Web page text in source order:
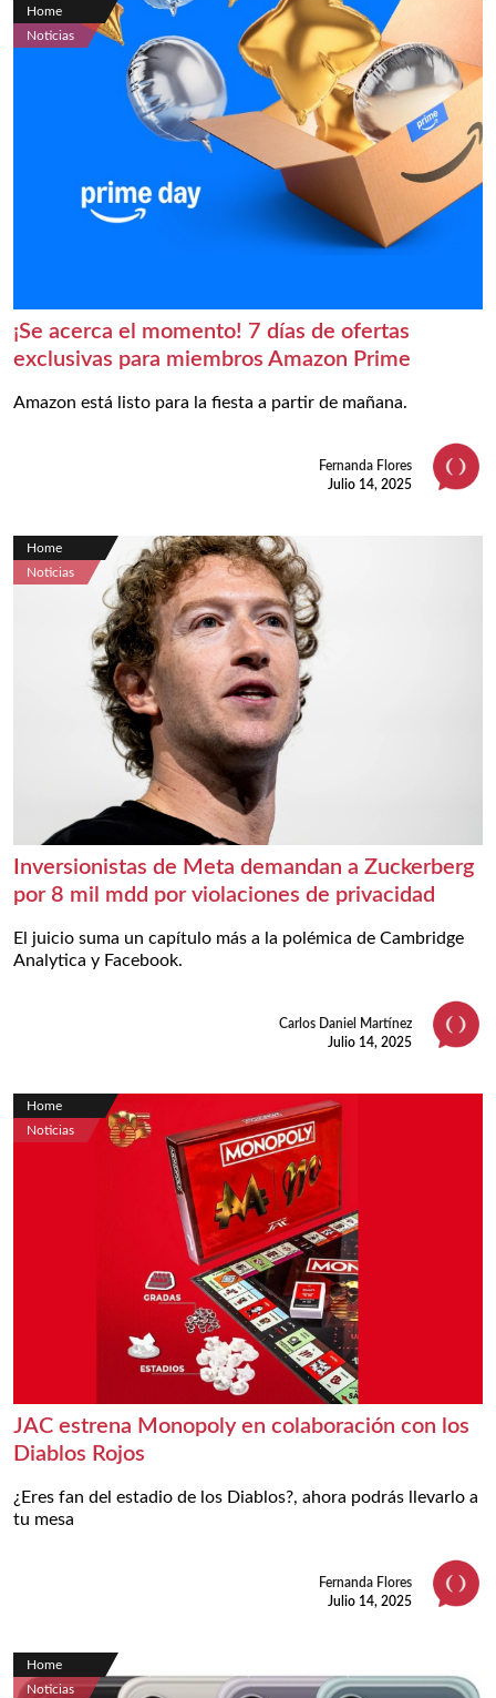
Home
Noticias
¡Se acerca el momento! 7 días de ofertas
exclusivas para miembros Amazon Prime
Amazon está listo para la fiesta a partir de mañana.
Fernanda Flores
Julio 14, 2025
Home
Noticias
Inversionistas de Meta demandan a Zuckerberg
por 8 mil mdd por violaciones de privacidad
El juicio suma un capítulo más a la polémica de Cambridge
Analytica y Facebook.
Carlos Daniel Martínez
Julio 14, 2025
Home
Noticias
JAC estrena Monopoly en colaboración con los
Diablos Rojos
¿Eres fan del estadio de los Diablos?, ahora podrás llevarlo a
tu mesa
Fernanda Flores
Julio 14, 2025
Home
Noticias